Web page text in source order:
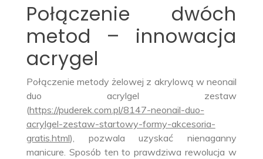
Połączenie dwóch
metod – innowacja
acrygel
Połączenie metody żelowej z akrylową w neonail
duo acrylgel zestaw
(https://puderek.com.pl/8147-neonail-duo-
acrylgel-zestaw-startowy-formy-akcesoria-
gratis.html), pozwala uzyskać nienaganny
manicure. Sposób ten to prawdziwa rewolucja w